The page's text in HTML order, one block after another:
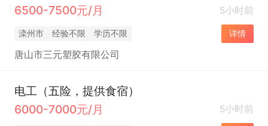
6500-7500元/月
5小时前
滦州市 经验不限 学历不限 详情
唐山市三元塑胶有限公司
电工（五险，提供食宿）
6000-7000元/月
5小时前